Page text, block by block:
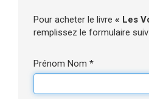
Pour acheter le livre « Les
remplissez le formulaire
Prénom Nom *